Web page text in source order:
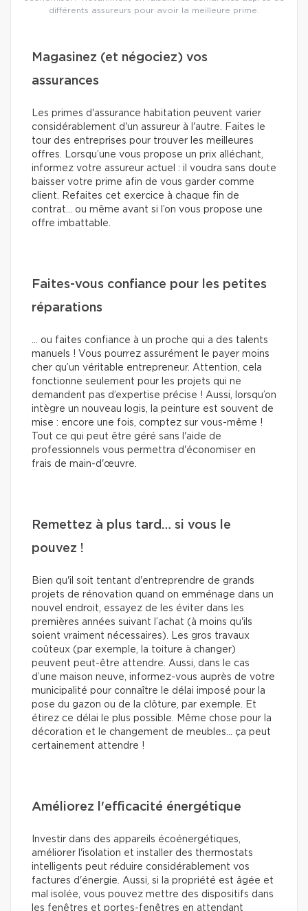
différents assureurs pour avoir la meilleure prime.
Magasinez (et négociez) vos
assurances
Les primes d'assurance habitation peuvent varier
considérablement d'un assureur à l'autre. Faites le
tour des entreprises pour trouver les meilleures
offres. Lorsqu’une vous propose un prix alléchant,
informez votre assureur actuel : il voudra sans doute
baisser votre prime afin de vous garder comme
client. Refaites cet exercice à chaque fin de
contrat… ou même avant si l’on vous propose une
offre imbattable.
Faites-vous confiance pour les petites
réparations
… ou faites confiance à un proche qui a des talents
manuels ! Vous pourrez assurément le payer moins
cher qu’un véritable entrepreneur. Attention, cela
fonctionne seulement pour les projets qui ne
demandent pas d’expertise précise ! Aussi, lorsqu’on
intègre un nouveau logis, la peinture est souvent de
mise : encore une fois, comptez sur vous-même !
Tout ce qui peut être géré sans l'aide de
professionnels vous permettra d'économiser en
frais de main-d'œuvre.
Remettez à plus tard… si vous le
pouvez !
Bien qu'il soit tentant d'entreprendre de grands
projets de rénovation quand on emménage dans un
nouvel endroit, essayez de les éviter dans les
premières années suivant l’achat (à moins qu'ils
soient vraiment nécessaires). Les gros travaux
coûteux (par exemple, la toiture à changer)
peuvent peut-être attendre. Aussi, dans le cas
d’une maison neuve, informez-vous auprès de votre
municipalité pour connaître le délai imposé pour la
pose du gazon ou de la clôture, par exemple. Et
étirez ce délai le plus possible. Même chose pour la
décoration et le changement de meubles… ça peut
certainement attendre !
Améliorez l'efficacité énergétique
Investir dans des appareils écoénergétiques,
améliorer l'isolation et installer des thermostats
intelligents peut réduire considérablement vos
factures d'énergie. Aussi, si la propriété est âgée et
mal isolée, vous pouvez mettre des dispositifs dans
les fenêtres et portes-fenêtres en attendant